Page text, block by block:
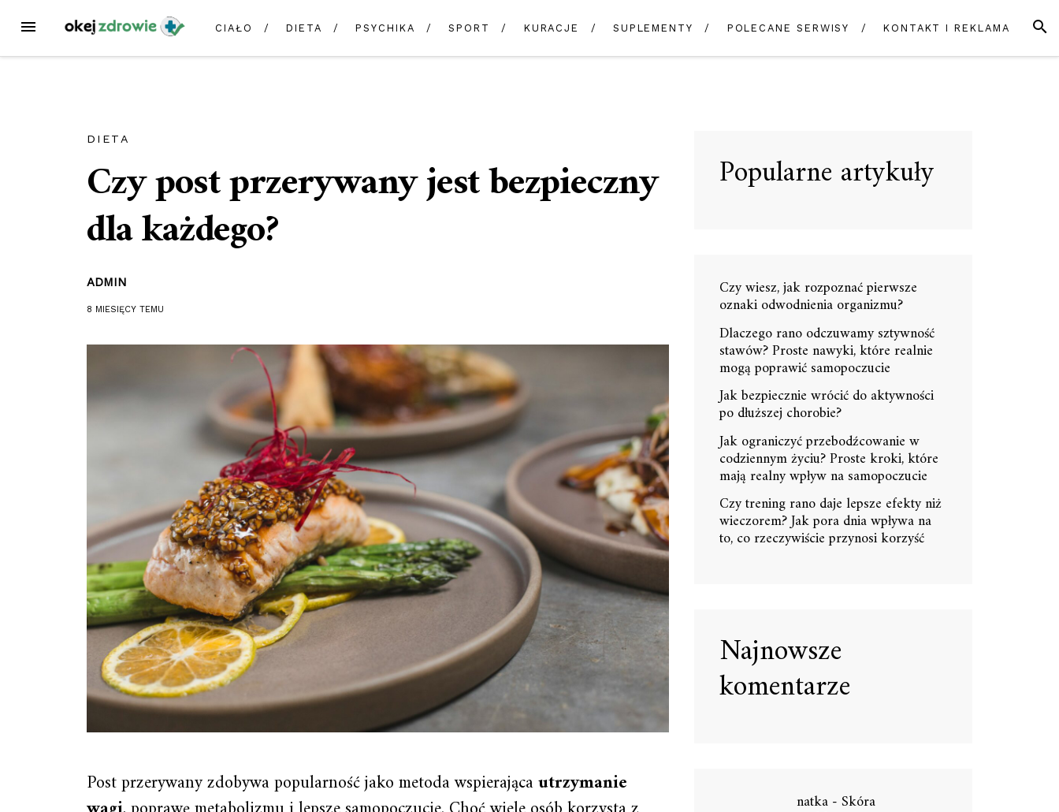
treści
MENU
CIAŁO DIETA PSYCHIKA SPORT KURACJE SUPLEMENTY POLECANE SERWISY KONTAKT I REKLAMA
DIETA
Czy post przerywany jest bezpieczny
dla każdego?
ADMIN
8 MIESIĘCY TEMU
Post przerywany zdobywa popularność jako metoda wspierającautrzymanie
Popularne artykuły
Czy wiesz, jak rozpoznać pierwsze
oznaki odwodnienia organizmu?
Dlaczego rano odczuwamy sztywność
stawów? Proste nawyki, które realnie
mogą poprawić samopoczucie
Jak bezpiecznie wrócić do aktywności
po dłuższej chorobie?
Jak ograniczyć przebodźcowanie w
codziennym życiu? Proste kroki, które
mają realny wpływ na samopoczucie
Czy trening rano daje lepsze efekty niż
wieczorem? Jak pora dnia wpływa na
to, co rzeczywiście przynosi korzyść
Najnowsze
komentarze
natka-Skóra